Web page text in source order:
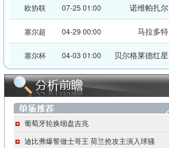
欧协联 07-25 01:00 诺维帕扎尔
塞尔超 04-29 00:00 马拉多特
塞尔杯 04-03 01:00 贝尔格莱德红星
葡萄牙轮换细盘吉兆
迪比弗爆誓做士哥王 荷兰抢攻主演入球骚